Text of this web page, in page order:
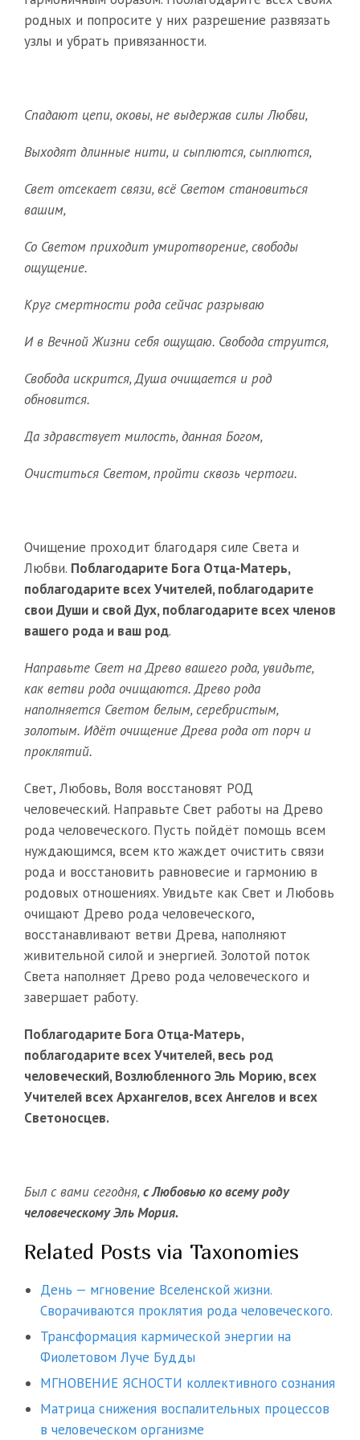
родных и попросите у них разрешение развязать
узлы и убрать привязанности.
Спадают цепи, оковы, не выдержав силы Любви,
Выходят длинные нити, и сыплются, сыплются,
Свет отсекает связи, всё Светом становиться
вашим,
Со Светом приходит умиротворение, свободы
ощущение.
Круг смертности рода сейчас разрываю
И в Вечной Жизни себя ощущаю. Свобода струится,
Свобода искрится, Душа очищается и род
обновится.
Да здравствует милость, данная Богом,
Очиститься Светом, пройти сквозь чертоги.
Очищение проходит благодаря силе Света и
Любви. Поблагодарите Бога Отца-Матерь,
поблагодарите всех Учителей, поблагодарите
свои Души и свой Дух, поблагодарите всех членов
вашего рода и ваш род.
Направьте Свет на Древо вашего рода, увидьте,
как ветви рода очищаются. Древо рода
наполняется Светом белым, серебристым,
золотым. Идёт очищение Древа рода от порч и
проклятий.
Свет, Любовь, Воля восстановят РОД
человеческий. Направьте Свет работы на Древо
рода человеческого. Пусть пойдёт помощь всем
нуждающимся, всем кто жаждет очистить связи
рода и восстановить равновесие и гармонию в
родовых отношениях. Увидьте как Свет и Любовь
очищают Древо рода человеческого,
восстанавливают ветви Древа, наполняют
живительной силой и энергией. Золотой поток
Света наполняет Древо рода человеческого и
завершает работу.
Поблагодарите Бога Отца-Матерь,
поблагодарите всех Учителей, весь род
человеческий, Возлюбленного Эль Морию, всех
Учителей всех Архангелов, всех Ангелов и всех
Светоносцев.
Был с вами сегодня,с Любовью ко всему роду
человеческому Эль Мория.
Related Posts via Taxonomies
День — мгновение Вселенской жизни.
Сворачиваются проклятия рода человеческого.
Трансформация кармической энергии на
Фиолетовом Луче Будды
МГНОВЕНИЕ ЯСНОСТИ коллективного сознания
Матрица снижения воспалительных процессов
в человеческом организме